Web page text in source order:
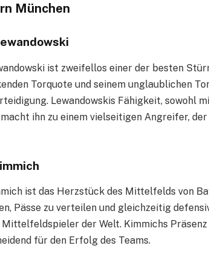
München
ist zweifellos einer der besten
Torquote und seinem unglaublichen
Lewandowskis Fähigkeit, sowohl
ihn zu einem vielseitigen Angreifer,
ist das Herzstück des Mittelfelds von
Pässe zu verteilen und gleichzeitig
der Welt. Kimmichs
für den Erfolg des Teams.